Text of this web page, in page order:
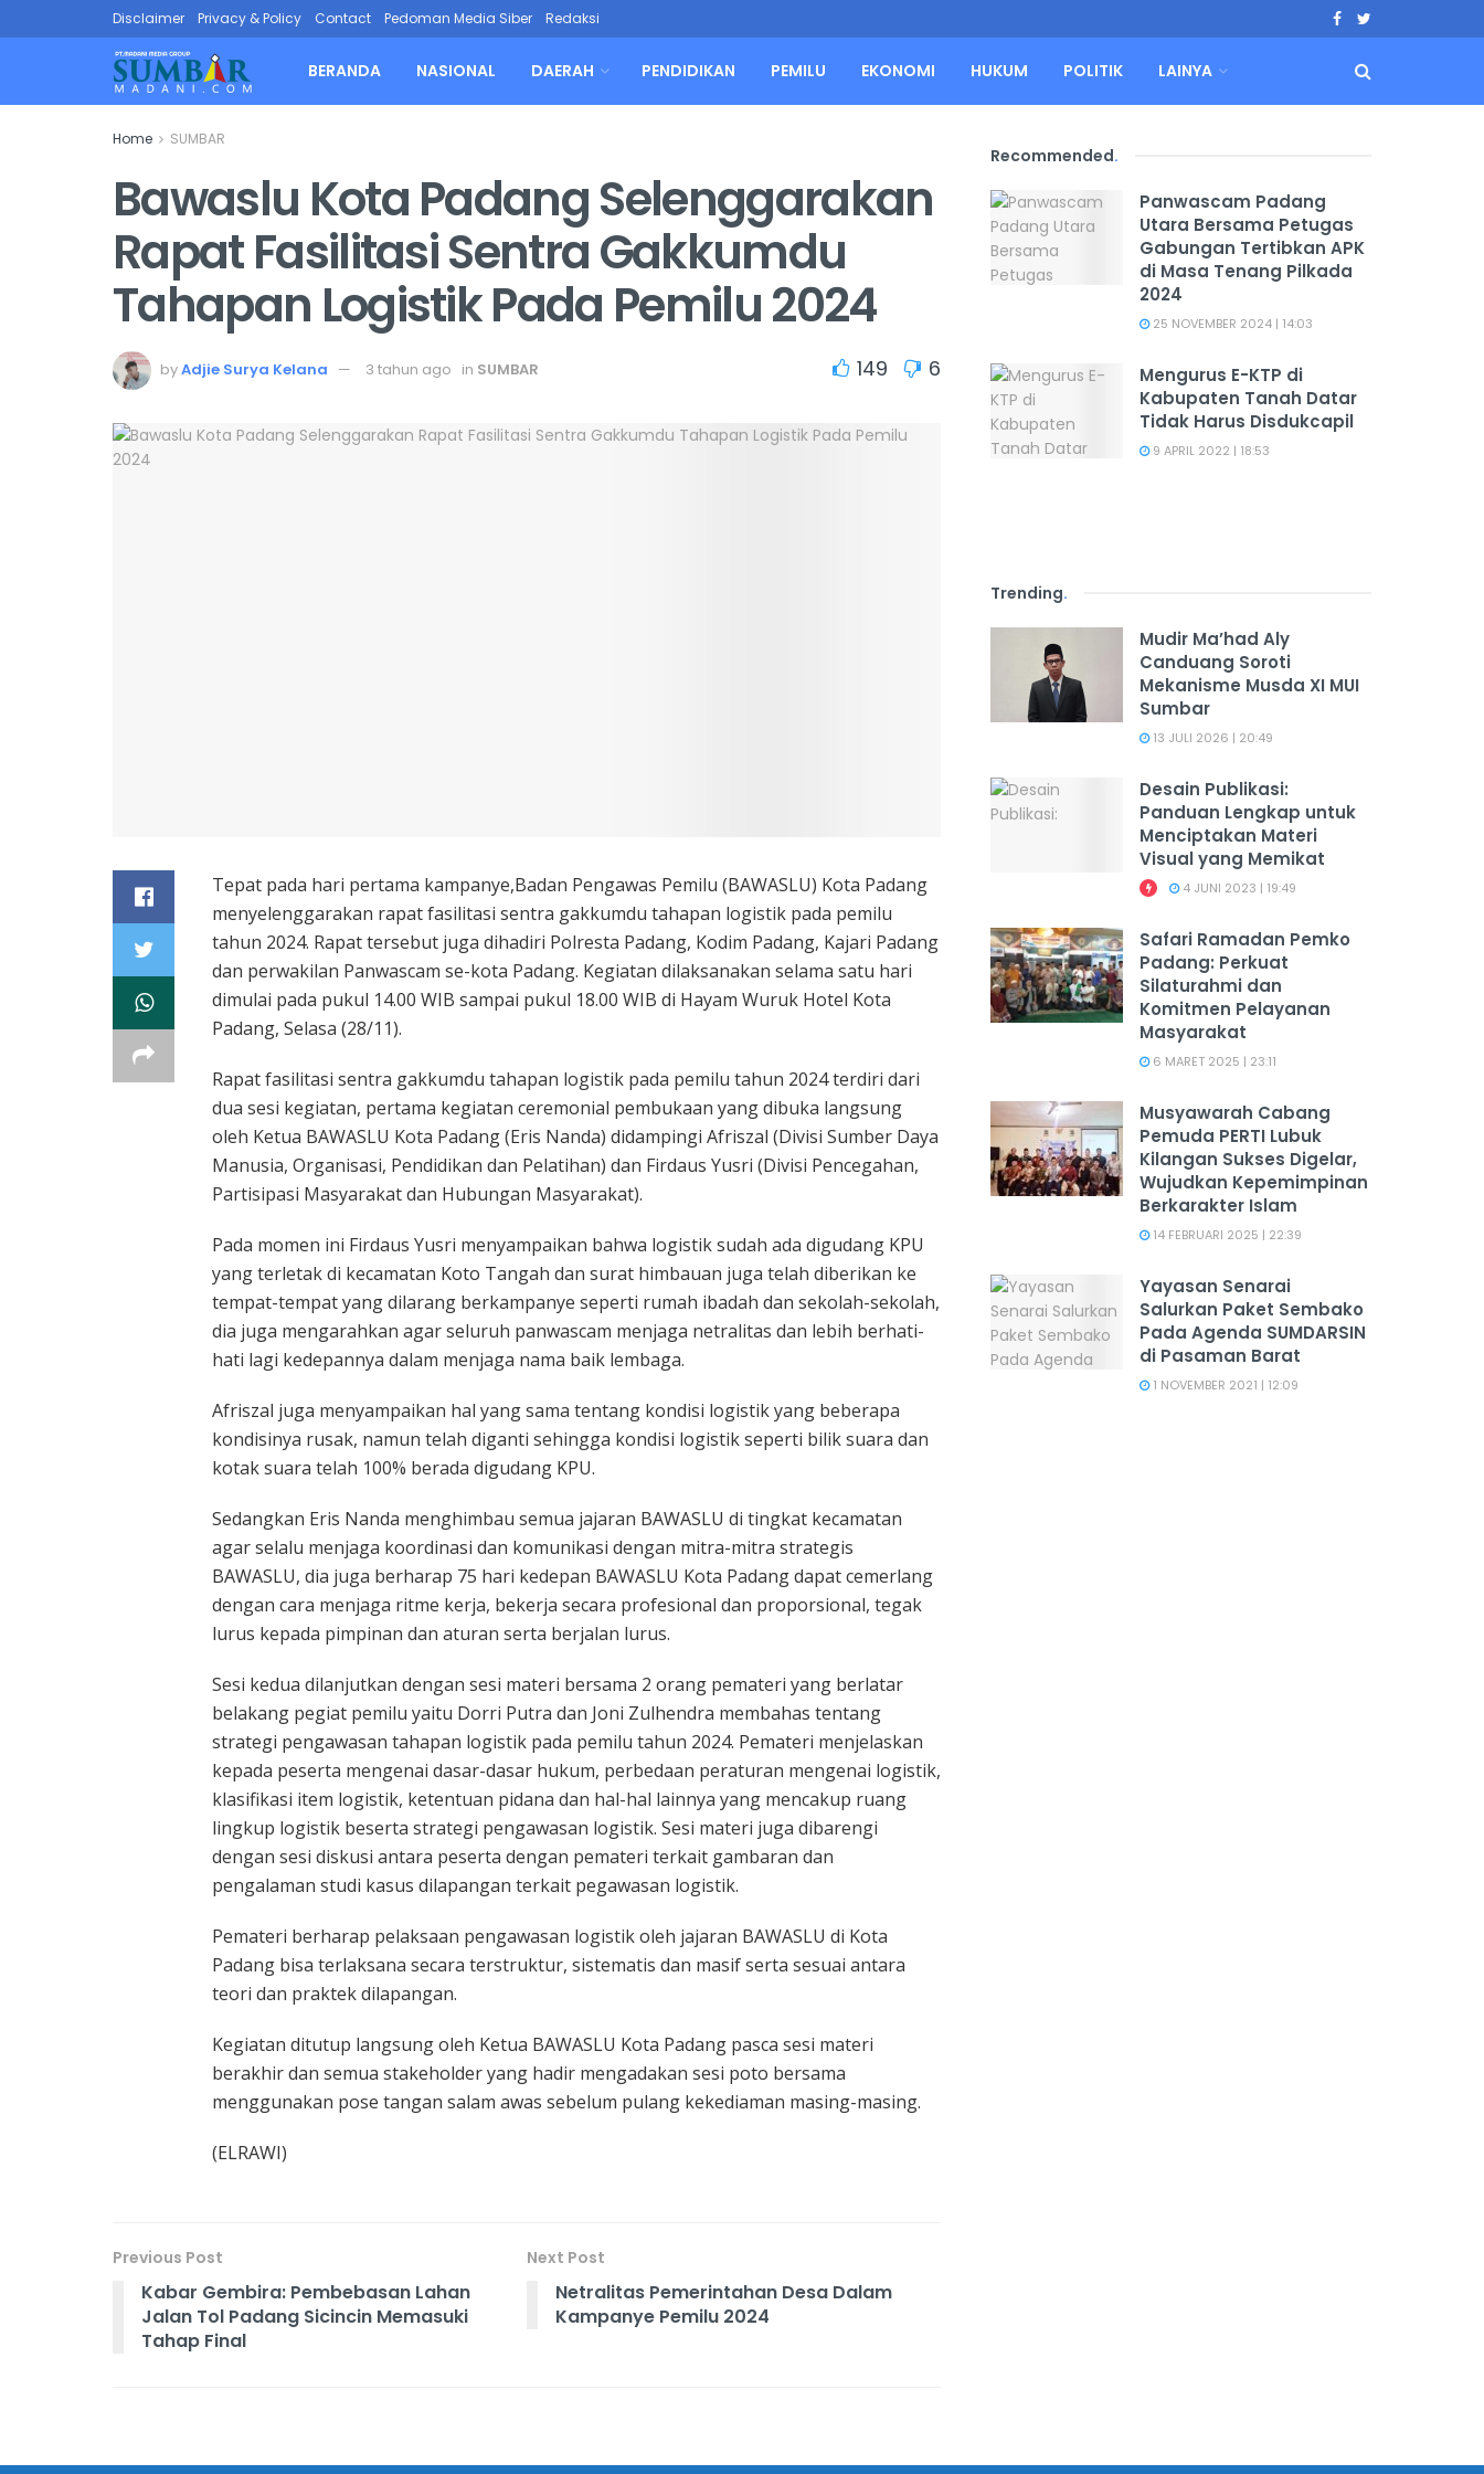
Disclaimer Privacy & Policy Contact Pedoman Media Siber Redaksi
BERANDA NASIONAL DAERAH PENDIDIKAN PEMILU EKONOMI HUKUM POLITIK LAINYA
Home SUMBAR
Bawaslu Kota Padang Selenggarakan
Rapat Fasilitasi Sentra Gakkumdu
Tahapan Logistik Pada Pemilu 2024
byAdjie Surya Kelana 3 tahun ago in SUMBAR 149 6
Tepat pada hari pertama kampanye,Badan Pengawas Pemilu (BAWASLU) Kota Padang
menyelenggarakan rapat fasilitasi sentra gakkumdu tahapan logistik pada pemilu
tahun 2024. Rapat tersebut juga dihadiri Polresta Padang, Kodim Padang, Kajari Padang
dan perwakilan Panwascam se-kota Padang. Kegiatan dilaksanakan selama satu hari
dimulai pada pukul 14.00 WIB sampai pukul 18.00 WIB di Hayam Wuruk Hotel Kota
Padang, Selasa (28/11).
Rapat fasilitasi sentra gakkumdu tahapan logistik pada pemilu tahun 2024 terdiri dari
dua sesi kegiatan, pertama kegiatan ceremonial pembukaan yang dibuka langsung
oleh Ketua BAWASLU Kota Padang (Eris Nanda) didampingi Afriszal (Divisi Sumber Daya
Manusia, Organisasi, Pendidikan dan Pelatihan) dan Firdaus Yusri (Divisi Pencegahan,
Partisipasi Masyarakat dan Hubungan Masyarakat).
Pada momen ini Firdaus Yusri menyampaikan bahwa logistik sudah ada digudang KPU
yang terletak di kecamatan Koto Tangah dan surat himbauan juga telah diberikan ke
tempat-tempat yang dilarang berkampanye seperti rumah ibadah dan sekolah-sekolah,
dia juga mengarahkan agar seluruh panwascam menjaga netralitas dan lebih berhati-
hati lagi kedepannya dalam menjaga nama baik lembaga.
Afriszal juga menyampaikan hal yang sama tentang kondisi logistik yang beberapa
kondisinya rusak, namun telah diganti sehingga kondisi logistik seperti bilik suara dan
kotak suara telah 100% berada digudang KPU.
Sedangkan Eris Nanda menghimbau semua jajaran BAWASLU di tingkat kecamatan
agar selalu menjaga koordinasi dan komunikasi dengan mitra-mitra strategis
BAWASLU, dia juga berharap 75 hari kedepan BAWASLU Kota Padang dapat cemerlang
dengan cara menjaga ritme kerja, bekerja secara profesional dan proporsional, tegak
lurus kepada pimpinan dan aturan serta berjalan lurus.
Sesi kedua dilanjutkan dengan sesi materi bersama 2 orang pemateri yang berlatar
belakang pegiat pemilu yaitu Dorri Putra dan Joni Zulhendra membahas tentang
strategi pengawasan tahapan logistik pada pemilu tahun 2024. Pemateri menjelaskan
kepada peserta mengenai dasar-dasar hukum, perbedaan peraturan mengenai logistik,
klasifikasi item logistik, ketentuan pidana dan hal-hal lainnya yang mencakup ruang
lingkup logistik beserta strategi pengawasan logistik. Sesi materi juga dibarengi
dengan sesi diskusi antara peserta dengan pemateri terkait gambaran dan
pengalaman studi kasus dilapangan terkait pegawasan logistik.
Pemateri berharap pelaksaan pengawasan logistik oleh jajaran BAWASLU di Kota
Padang bisa terlaksana secara terstruktur, sistematis dan masif serta sesuai antara
teori dan praktek dilapangan.
Kegiatan ditutup langsung oleh Ketua BAWASLU Kota Padang pasca sesi materi
berakhir dan semua stakeholder yang hadir mengadakan sesi poto bersama
menggunakan pose tangan salam awas sebelum pulang kekediaman masing-masing.
(ELRAWI)
Previous Post
Kabar Gembira: Pembebasan Lahan
Jalan Tol Padang Sicincin Memasuki
Tahap Final
Next Post
Netralitas Pemerintahan Desa Dalam
Kampanye Pemilu 2024
Recommended.
Panwascam Padang
Utara Bersama Petugas
Gabungan Tertibkan APK
di Masa Tenang Pilkada
2024
25 NOVEMBER 2024 | 14:03
Mengurus E-KTP di
Kabupaten Tanah Datar
Tidak Harus Disdukcapil
9 APRIL 2022 | 18:53
Trending.
Mudir Ma’had Aly
Canduang Soroti
Mekanisme Musda XI MUI
Sumbar
13 JULI 2026 | 20:49
Desain Publikasi:
Panduan Lengkap untuk
Menciptakan Materi
Visual yang Memikat
4 JUNI 2023 | 19:49
Safari Ramadan Pemko
Padang: Perkuat
Silaturahmi dan
Komitmen Pelayanan
Masyarakat
6 MARET 2025 | 23:11
Musyawarah Cabang
Pemuda PERTI Lubuk
Kilangan Sukses Digelar,
Wujudkan Kepemimpinan
Berkarakter Islam
14 FEBRUARI 2025 | 22:39
Yayasan Senarai
Salurkan Paket Sembako
Pada Agenda SUMDARSIN
di Pasaman Barat
1 NOVEMBER 2021 | 12:09